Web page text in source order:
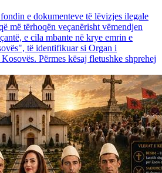
e dokumenteve të lëvizjes ilegale
më tërhoqën veçanërisht vëmendjen
e cila mbante në krye emrin e
të identifikuar si Organ i
Përmes kësaj fletushke shprehej